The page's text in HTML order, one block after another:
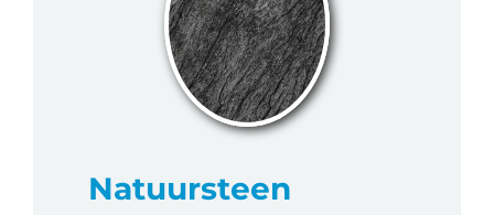
Natuursteen